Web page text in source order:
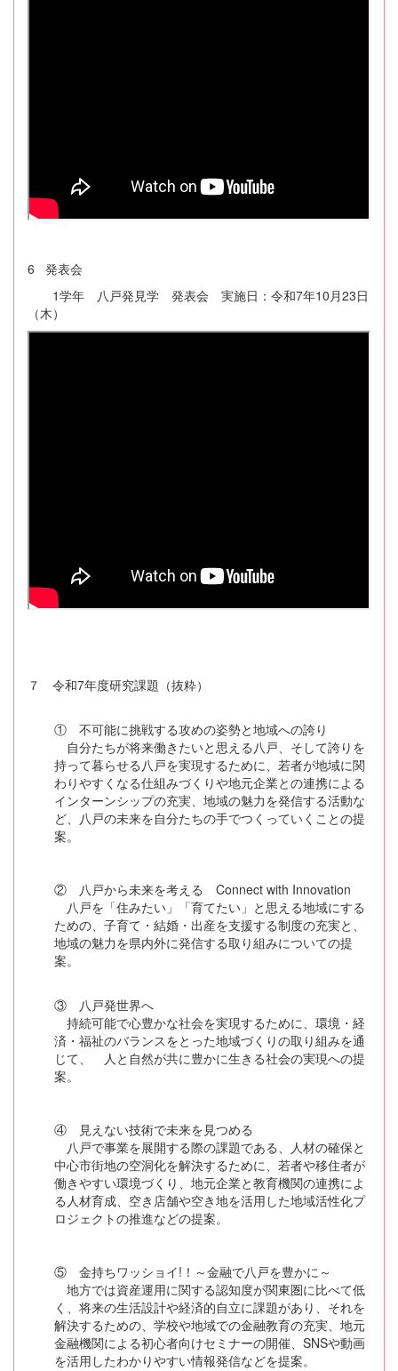
6 発表会
1学年 八戸発見学 発表会 実施日：令和7年10月23日
（木）
７ 令和7年度研究課題（抜粋）
① 不可能に挑戦する攻めの姿勢と地域への誇り
自分たちが将来働きたいと思える八戸、そして誇りを
持って暮らせる八戸を実現するために、若者が地域に関
わりやすくなる仕組みづくりや地元企業との連携による
インターンシップの充実、地域の魅力を発信する活動な
ど、八戸の未来を自分たちの手でつくっていくことの提
案。
② 八戸から未来を考える Connect with Innovation
八戸を「住みたい」「育てたい」と思える地域にする
ための、子育て・結婚・出産を支援する制度の充実と、
地域の魅力を県内外に発信する取り組みについての提
案。
③ 八戸発世界へ
持続可能で心豊かな社会を実現するために、環境・経
済・福祉のバランスをとった地域づくりの取り組みを通
じて、 人と自然が共に豊かに生きる社会の実現への提
案。
④ 見えない技術で未来を見つめる
八戸で事業を展開する際の課題である、人材の確保と
中心市街地の空洞化を解決するために、若者や移住者が
働きやすい環境づくり、地元企業と教育機関の連携によ
る人材育成、空き店舗や空き地を活用した地域活性化プ
ロジェクトの推進などの提案。
⑤ 金持ちワッショイ!！～金融で八戸を豊かに～
地方では資産運用に関する認知度が関東圏に比べて低
く、将来の生活設計や経済的自立に課題があり、それを
解決するための、学校や地域での金融教育の充実、地元
金融機関による初心者向けセミナーの開催、SNSや動画
を活用したわかりやすい情報発信などを提案。